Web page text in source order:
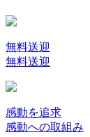
無料送迎
無料送迎
感動を追求
感動への取組み